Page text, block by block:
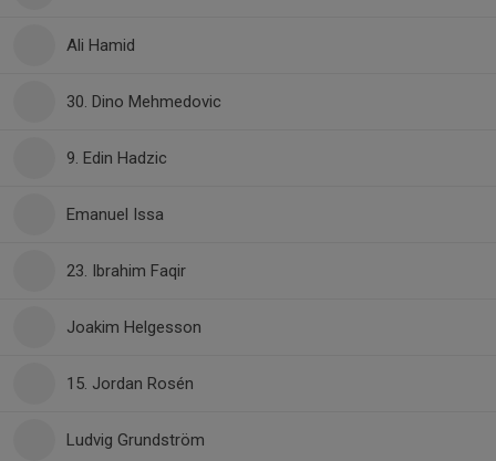
Ali Hamid
30. Dino Mehmedovic
9. Edin Hadzic
Emanuel Issa
23. Ibrahim Faqir
Joakim Helgesson
15. Jordan Rosén
Ludvig Grundström